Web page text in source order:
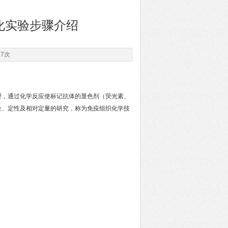
实验步骤介绍
次
过化学反应使标记抗体的显色剂（荧光素、
定性及相对定量的研究，称为免疫组织化学技